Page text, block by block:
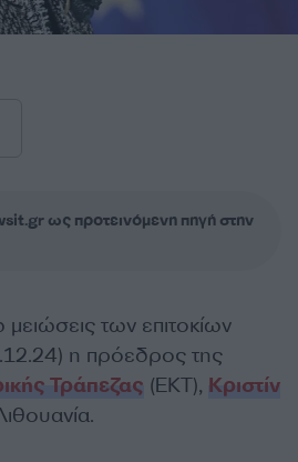
ως προτεινόμενη πηγή στην
των επιτοκίων
η πρόεδρος της
Τράπεζας (ΕΚΤ), Κριστίν